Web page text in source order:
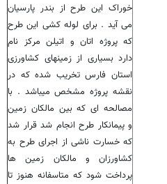
خوراک این طرح از بندر پارسیان
می آید . برای لوله کشی این طرح
که پروژه اتان و اتیلن مرکز نام
دارد بسیاری از زمینهای کشاورزی
استان فارس تخریب شده که در
نقشه پروژه مشخص میباشد . با
مصالحه ای که بین مالکان زمین
و پیمانکار طرح انجام شد قرار شد
که خسارت ناشی از اجرای طرح به
کشاورزان و مالکان زمین ها
پرداخت شود که متاسفانه هنوز تا